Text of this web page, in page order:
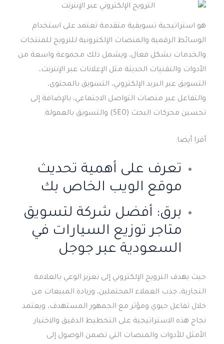
هو استراتيجية تسويقية متقدمة تعتمد على استخدام
الوسائط الرقمية والمنصات الإلكترونية للترويج للمنتجات
والخدمات بشكل فعال، ويشمل ذلك مجموعة واسعة من
الأدوات والتقنيات الحديثة مثل الإعلانات عبر الإنترنت،
التسويق عبر البريد الإلكتروني، التسويق بالمحتوى،
والتفاعل عبر منصات التواصل الاجتماعي، بالإضافة إلى
تحسين محركات البحث (SEO) والتسويق بالعمولة.
أقرا أيضا:
تعرف على أهمية تحديث
موقع الويب الخاص بك
برق: أفضل شركة لتسويق
متاجر توزيع السيارات في
السعودية عبر جوجل
حيث يهدف الترويج الإلكتروني إلى تعزيز الوعي بالعلامة
التجارية، جذب العملاء المحتملين، وزيادة المبيعات من
خلال تفاعل حيوي ومؤثر مع الجمهور المستهدف، ويعتمد
نجاح هذه الاستراتيجية على التخطيط الدقيق والاختيار
الأمثل للأدوات والمنصات التي تضمن الوصول إلى